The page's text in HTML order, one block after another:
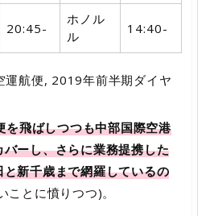
20:45-
ホノル
ル
14:40-
航便, 2019年前半期ダイヤ
を飛ばしつつも中部国際空港
ーし、さらに業務提携した
新千歳まで網羅しているの
ことに憤りつつ)。